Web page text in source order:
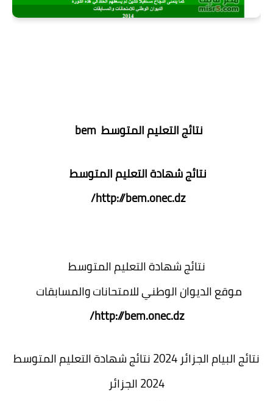
نتائج التعليم المتوسط bem
نتائج شهادة التعليم المتوسط
http://bem.onec.dz/
نتائج شهادة التعليم المتوسط
موقع الديوان الوطني للامتحانات والمسابقات
http://bem.onec.dz/
نتائج البيام الجزائر 2024 نتائج شهادة التعليم المتوسط
2024 الجزائر